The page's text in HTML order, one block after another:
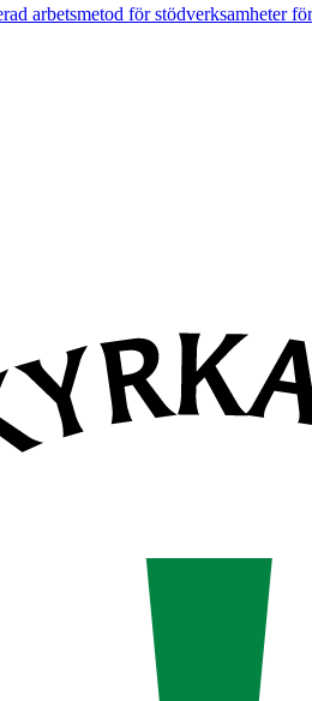
arbetsmetod för stödverksamheter